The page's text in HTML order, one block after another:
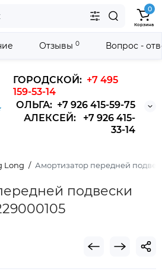
ГОРОДСКОЙ: +7 495
159-53-14
ОЛЬГА: +7 926 415-59-75
АЛЕКСЕЙ: +7 926 415-
33-14
0
Корзина
Long Амортизатор передней
подвески
Отзывы 0 Вопрос -